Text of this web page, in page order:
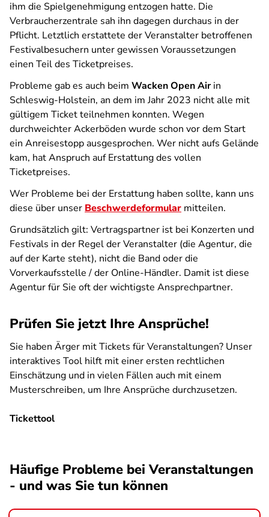
ihm die Spielgenehmigung entzogen hatte. Die
Verbraucherzentrale sah ihn dagegen durchaus in der
Pflicht. Letztlich erstattete der Veranstalter betroffenen
Festivalbesuchern unter gewissen Voraussetzungen
einen Teil des Ticketpreises.
Probleme gab es auch beim Wacken Open Airin
Schleswig-Holstein, an dem im Jahr 2023 nicht alle mit
gültigem Ticket teilnehmen konnten. Wegen
durchweichter Ackerböden wurde schon vor dem Start
ein Anreisestopp ausgesprochen. Wer nicht aufs Gelände
kam, hat Anspruch auf Erstattung des vollen
Ticketpreises.
Wer Probleme bei der Erstattung haben sollte, kann uns
diese über unser Beschwerdeformular mitteilen.
Grundsätzlich gilt: Vertragspartner ist bei Konzerten und
Festivals in der Regel der Veranstalter (die Agentur, die
auf der Karte steht), nicht die Band oder die
Vorverkaufsstelle / der Online-Händler. Damit ist diese
Agentur für Sie oft der wichtigste Ansprechpartner.
Prüfen Sie jetzt Ihre Ansprüche!
Sie haben Ärger mit Tickets für Veranstaltungen? Unser
interaktives Tool hilft mit einer ersten rechtlichen
Einschätzung und in vielen Fällen auch mit einem
Musterschreiben, um Ihre Ansprüche durchzusetzen.
Tickettool
Häufige Probleme bei Veranstaltungen
- und was Sie tun können